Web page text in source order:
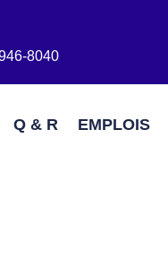
8040
Q & R EMPLOIS